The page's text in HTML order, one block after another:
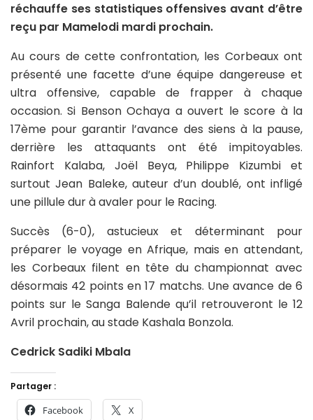
réchauffe ses statistiques offensives avant d’être
reçu par Mamelodi mardi prochain.
Au cours de cette confrontation, les Corbeaux ont
présenté une facette d’une équipe dangereuse et
ultra offensive, capable de frapper à chaque
occasion. Si Benson Ochaya a ouvert le score à la
17ème pour garantir l’avance des siens à la pause,
derrière les attaquants ont été impitoyables.
Rainfort Kalaba, Joël Beya, Philippe Kizumbi et
surtout Jean Baleke, auteur d’un doublé, ont infligé
une pillule dur à avaler pour le Racing.
Succès (6-0), astucieux et déterminant pour
préparer le voyage en Afrique, mais en attendant,
les Corbeaux filent en tête du championnat avec
désormais 42 points en 17 matchs. Une avance de 6
points sur le Sanga Balende qu’il retrouveront le 12
Avril prochain, au stade Kashala Bonzola.
Cedrick Sadiki Mbala
Partager :
Facebook X